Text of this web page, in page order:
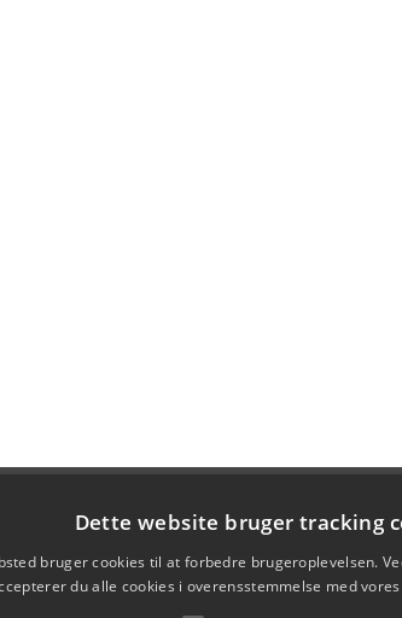
Dette website bruger tracking
bruger cookies til at forbedre brugeroplevelsen.
du alle cookies i overensstemmelse med